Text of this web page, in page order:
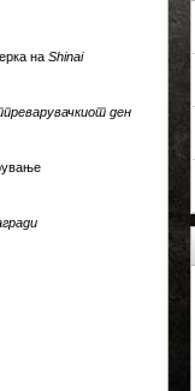
на Shinai
ден